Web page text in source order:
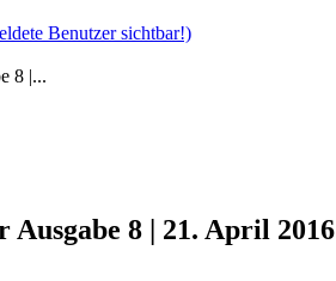
Benutzer sichtbar!)
8 |...
8 | 21. April 2016